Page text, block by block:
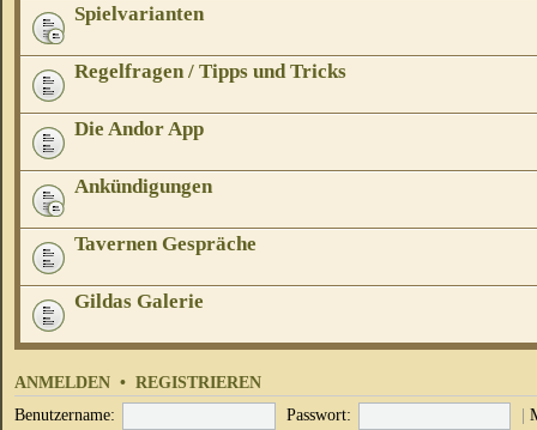
Spielvarianten
Regelfragen / Tipps und Tricks
Die Andor App
Ankündigungen
Tavernen Gespräche
Gildas Galerie
ANMELDEN • REGISTRIEREN
Benutzername: Passwort: |